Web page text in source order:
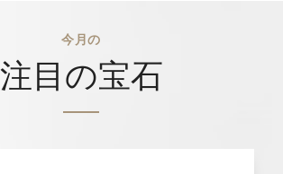
今月の
注目の宝石